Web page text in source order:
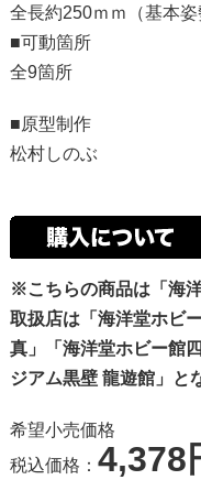
全長約250ｍｍ（基本姿
■可動箇所
全9箇所
■原型制作
松村しのぶ
※こちらの商品は「海
取扱店は「海洋堂ホビ
真」「海洋堂ホビー館
ジアム黒壁 龍遊館」と
希望小売価格
税込価格： 4,378